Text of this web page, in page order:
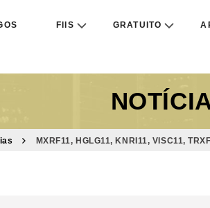
FIIS GRATUITO
MXRF11, HGLG11, KNRI11, VISC11,